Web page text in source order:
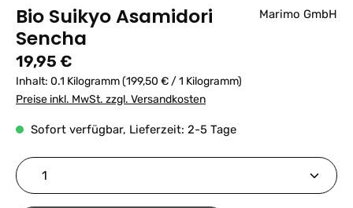
Bio Suikyo Asamidori
Sencha
Marimo GmbH
Regulärer Preis:
19,95 €
Inhalt: 0.1 Kilogramm(199,50 € / 1 Kilogramm)
Preise inkl. MwSt. zzgl. Versandkosten
Sofort verfügbar, Lieferzeit: 2-5 Tage
Produkt Anzahl: Gib den gewünschten Wert ein